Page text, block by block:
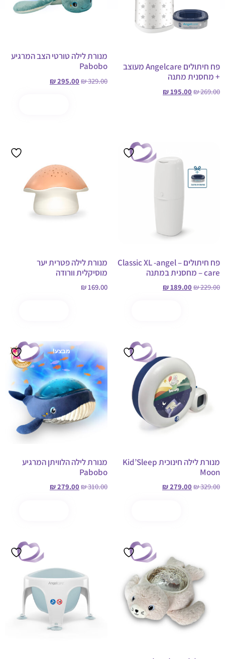
פח חיתולים Angelcare מעוצב
+ מחסנית מתנה
₪269.00
₪195.00
מנורת לילה טורטי הצב המרגיע
Pabobo
₪329.00
₪295.00
פח חיתולים – Classic XL -angel
care – מחסנית במתנה
₪229.00
₪189.00
מנורת לילה פטרית יער
מוסיקלית וורודה
₪169.00
מנורת לילה חינוכית Kid’Sleep
Moon
₪329.00
₪279.00
מבצע!
מנורת לילה הלוויתן המרגיע
Pabobo
₪310.00
₪279.00